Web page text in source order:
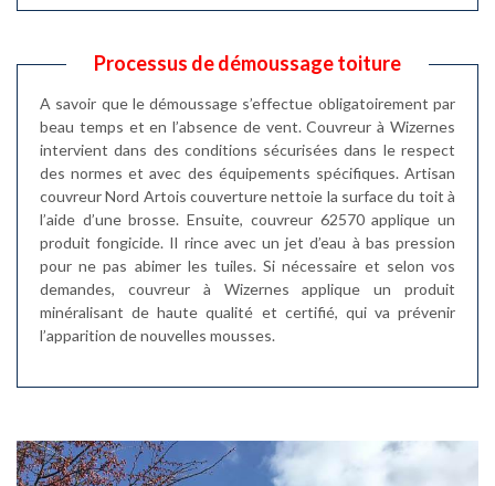
Processus de démoussage toiture
A savoir que le démoussage s’effectue obligatoirement par
beau temps et en l’absence de vent. Couvreur à Wizernes
intervient dans des conditions sécurisées dans le respect
des normes et avec des équipements spécifiques. Artisan
couvreur Nord Artois couverture nettoie la surface du toit à
l’aide d’une brosse. Ensuite, couvreur 62570 applique un
produit fongicide. Il rince avec un jet d’eau à bas pression
pour ne pas abimer les tuiles. Si nécessaire et selon vos
demandes, couvreur à Wizernes applique un produit
minéralisant de haute qualité et certifié, qui va prévenir
l’apparition de nouvelles mousses.